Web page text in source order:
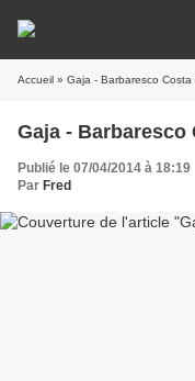
Accueil » Gaja - Barbaresco Costa
Gaja - Barbaresco
Publié le 07/04/2014 à 18:19
Par Fred